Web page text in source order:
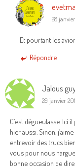
28
Et pourtant les
Répondre
Jalous
29 janvier
C’est dégueulasse. Ici
hier aussi. Sinon,
entrevoir des trucs
vous pour nous
bonne occasion de